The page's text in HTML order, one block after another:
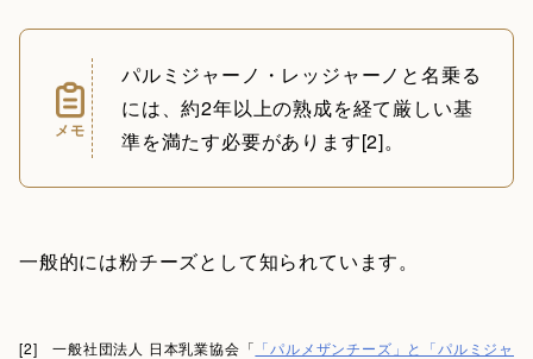
メモ
パルミジャーノ・レッジャーノと名乗る
には、約2年以上の熟成を経て厳しい基
準を満たす必要があります[2]。
一般的には粉チーズとして知られています。
[2] 一般社団法人 日本乳業協会「 「パルメザンチーズ」と「パルミジャ